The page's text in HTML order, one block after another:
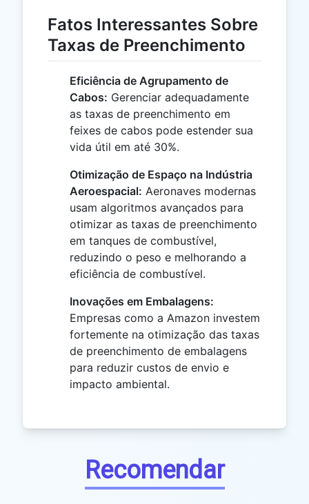
Fatos Interessantes Sobre
Taxas de Preenchimento
Eficiência de Agrupamento de
Cabos: Gerenciar adequadamente
as taxas de preenchimento em
feixes de cabos pode estender sua
vida útil em até 30%.
Otimização de Espaço na Indústria
Aeroespacial: Aeronaves modernas
usam algoritmos avançados para
otimizar as taxas de preenchimento
em tanques de combustível,
reduzindo o peso e melhorando a
eficiência de combustível.
Inovações em Embalagens:
Empresas como a Amazon investem
fortemente na otimização das taxas
de preenchimento de embalagens
para reduzir custos de envio e
impacto ambiental.
Recomendar